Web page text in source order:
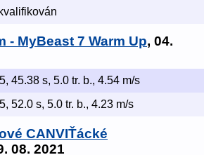
- MyBeast 7 Warm Up, 04.
45.38 s, 5.0 tr. b., 4.54 m/s
52.0 s, 5.0 tr. b., 4.23 m/s
CANVIŤácké
08. 2021